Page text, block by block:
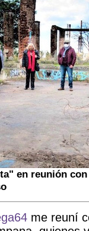
en reunión
me reuní